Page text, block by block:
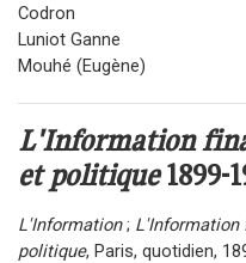
Codron
Luniot Ganne
Mouhé (Eugène)
L'Information
et politique1899-
L'Information; L'Information
politique, Paris, quotidien,